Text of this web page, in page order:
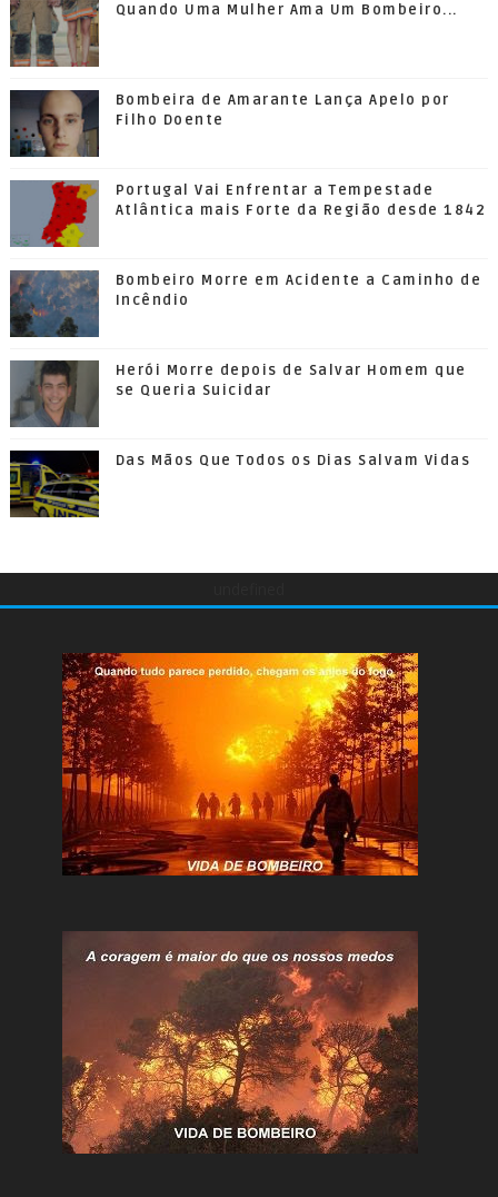
Quando Uma Mulher Ama Um Bombeiro...
Bombeira de Amarante Lança Apelo por
Filho Doente
Portugal Vai Enfrentar a Tempestade
Atlântica mais Forte da Região desde 1842
Bombeiro Morre em Acidente a Caminho de
Incêndio
Herói Morre depois de Salvar Homem que
se Queria Suicidar
Das Mãos Que Todos os Dias Salvam Vidas